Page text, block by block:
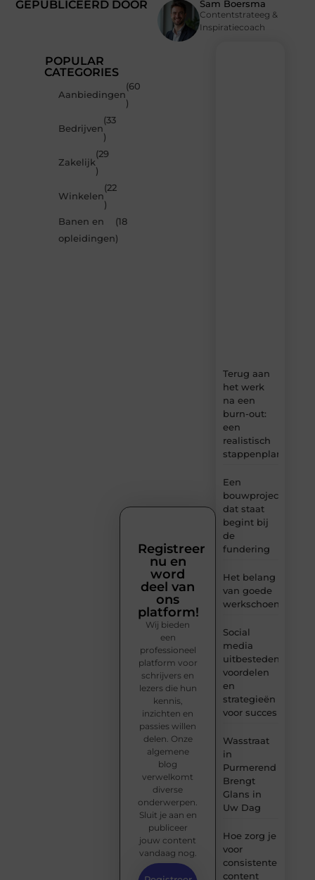
GEPUBLICEERD DOOR Sam Boersma
Contentstrateeg &
Inspiratiecoach
POPULAR
CATEGORIES
Aanbiedingen
(60
)
Bedrijven
(33
)
Zakelijk
(29
)
Winkelen
(22
)
Banen en
opleidingen
(18
)
Terug aan
het werk
na een
burn-out:
een
realistisch
stappenplan
Een
bouwproject
dat staat
begint bij
de
fundering
Het belang
van goede
werkschoenen
Social
media
uitbesteden:
voordelen
en
strategieën
voor succes
Wasstraat
in
Purmerend
Brengt
Glans in
Uw Dag
Hoe zorg je
voor
consistente
content
Registreer
nu en
word
deel van
ons
platform!
Wij bieden
een
professioneel
platform voor
schrijvers en
lezers die hun
kennis,
inzichten en
passies willen
delen. Onze
algemene
blog
verwelkomt
diverse
onderwerpen.
Sluit je aan en
publiceer
jouw content
vandaag nog.